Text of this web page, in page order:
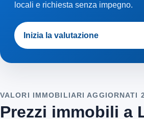
locali e richiesta senza impegno.
Inizia la valutazione
VALORI IMMOBILIARI AGGIORNATI
Prezzi immobili a